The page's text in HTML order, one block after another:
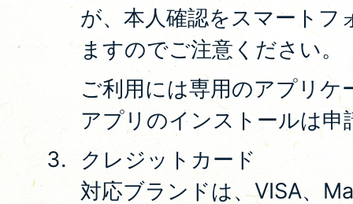
が、本人確認をスマートフ
ますのでご注意ください。
ご利用には専用のアプリケ
アプリのインストールは申
クレジットカード
対応ブランドは、VISA、